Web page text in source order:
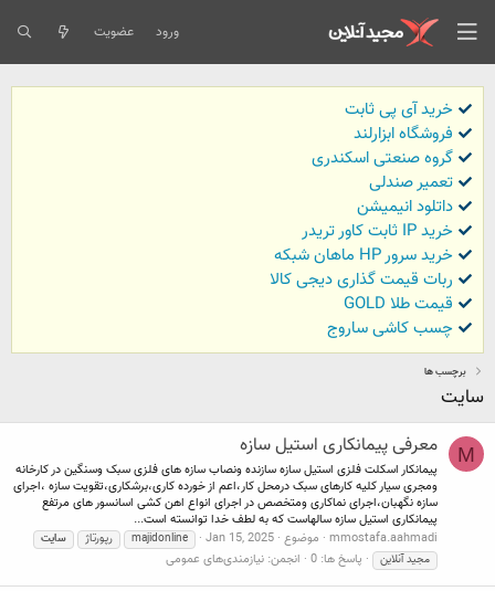
ورود عضویت
خرید آی پی ثابت
فروشگاه ابزارلند
گروه صنعتی اسکندری
تعمیر صندلی
داتلود انیمیشن
خرید IP ثابت کاور تریدر
خرید سرور HP ماهان شبکه
ربات قیمت گذاری دیجی کالا
قیمت طلا GOLD
چسب کاشی ساروج
برچسب ها
سایت
M معرفی پیمانکاری استیل سازه
پیمانکار اسکلت فلزی استیل سازه سازنده ونصاب سازه های فلزی سبک وسنگین در کارخانه
ومجری سیار کلیه کارهای سبک درمحل کار،اعم از خورده کاری،برشکاری،تقویت سازه ،اجرای
سازه نگهبان،اجرای نماکاری ومتخصص در اجرای انواع اهن کشی اسانسور های مرتفع
پیمانکاری استیل سازه سالهاست که به لطف خدا توانسته است...
mmostafa.aahmadi موضوع Jan 15, 2025
majidonline رپورتاژ
سایت
مجید آنلاین
پاسخ ها: 0 انجمن: نیازمندی‌های عمومی